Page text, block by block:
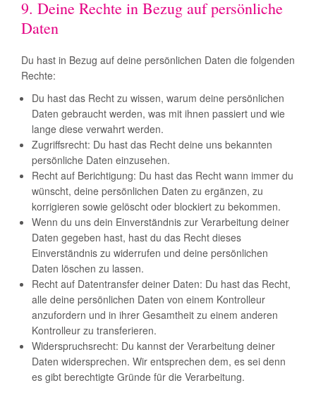
9. Deine Rechte in Bezug auf persönliche
Daten
Du hast in Bezug auf deine persönlichen Daten die folgenden
Rechte:
Du hast das Recht zu wissen, warum deine persönlichen
Daten gebraucht werden, was mit ihnen passiert und wie
lange diese verwahrt werden.
Zugriffsrecht: Du hast das Recht deine uns bekannten
persönliche Daten einzusehen.
Recht auf Berichtigung: Du hast das Recht wann immer du
wünscht, deine persönlichen Daten zu ergänzen, zu
korrigieren sowie gelöscht oder blockiert zu bekommen.
Wenn du uns dein Einverständnis zur Verarbeitung deiner
Daten gegeben hast, hast du das Recht dieses
Einverständnis zu widerrufen und deine persönlichen
Daten löschen zu lassen.
Recht auf Datentransfer deiner Daten: Du hast das Recht,
alle deine persönlichen Daten von einem Kontrolleur
anzufordern und in ihrer Gesamtheit zu einem anderen
Kontrolleur zu transferieren.
Widerspruchsrecht: Du kannst der Verarbeitung deiner
Daten widersprechen. Wir entsprechen dem, es sei denn
es gibt berechtigte Gründe für die Verarbeitung.